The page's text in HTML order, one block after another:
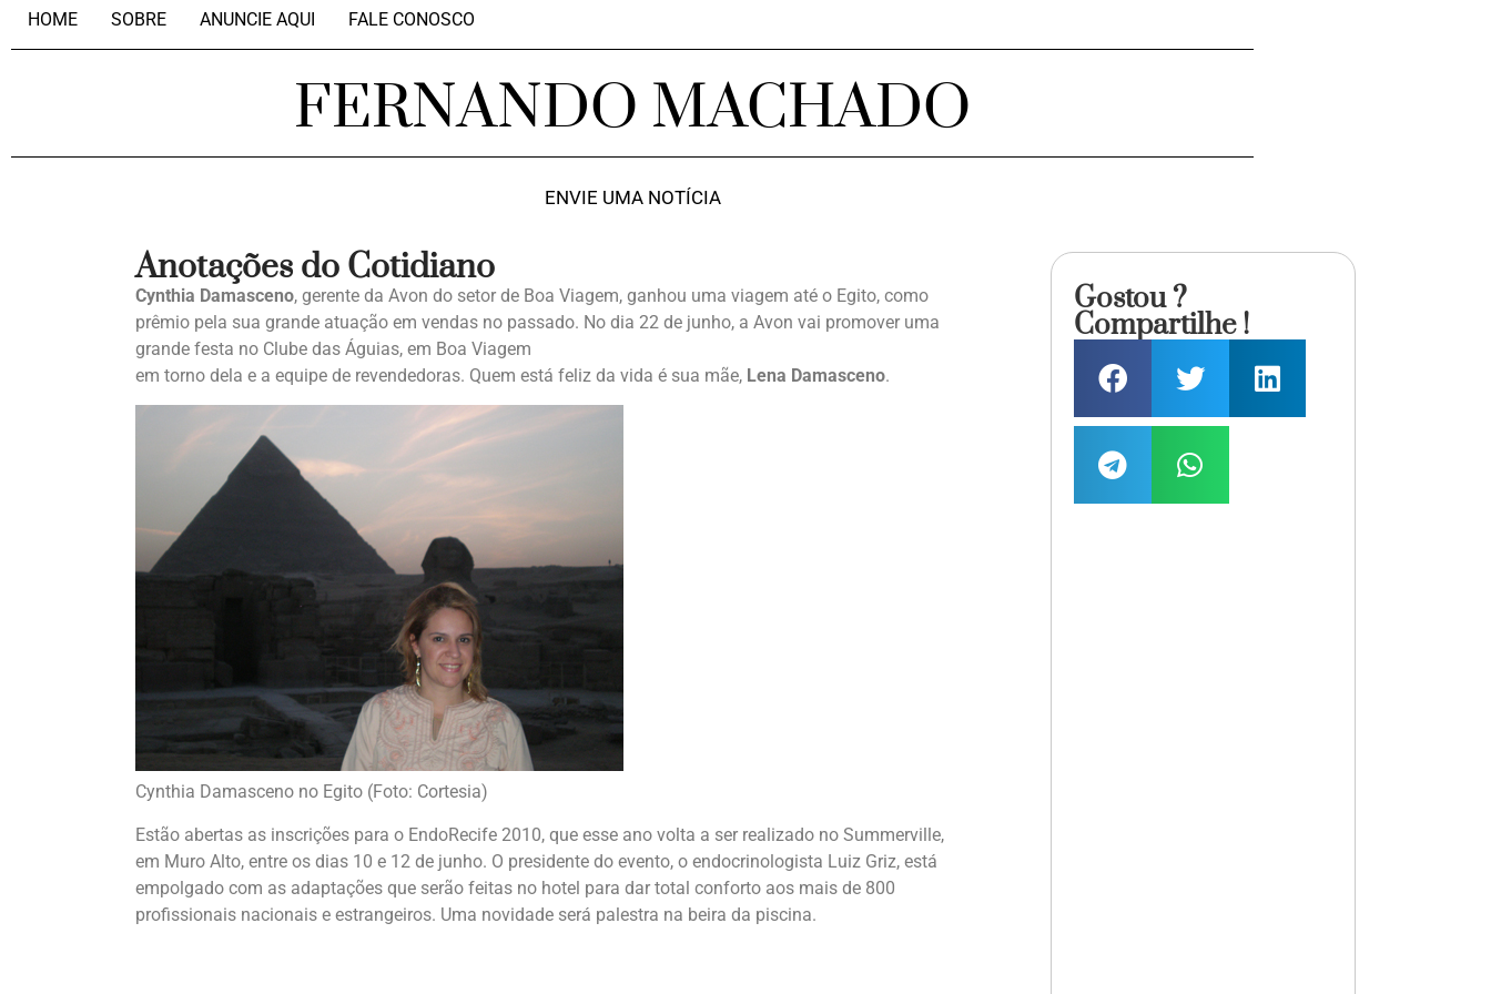
HOME SOBRE ANUNCIE AQUI FALE CONOSCO
FERNANDO MACHADO
ENVIE UMA NOTÍCIA
Anotações do Cotidiano
Cynthia Damasceno, gerente da Avon do setor de Boa Viagem, ganhou uma viagem até o Egito, como
prêmio pela sua grande atuação em vendas no passado. No dia 22 de junho, a Avon vai promover uma
grande festa no Clube das Águias, em Boa Viagem
em torno dela e a equipe de revendedoras. Quem está feliz da vida é sua mãe, Lena Damasceno.
Cynthia Damasceno no Egito (Foto: Cortesia)
Estão abertas as inscrições para o EndoRecife 2010, que esse ano volta a ser realizado no Summerville,
em Muro Alto, entre os dias 10 e 12 de junho. O presidente do evento, o endocrinologista Luiz Griz, está
empolgado com as adaptações que serão feitas no hotel para dar total conforto aos mais de 800
profissionais nacionais e estrangeiros. Uma novidade será palestra na beira da piscina.
Gostou ?
Compartilhe !